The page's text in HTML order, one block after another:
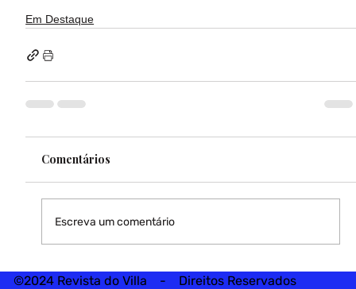
Em Destaque
Comentários
Escreva um comentário
©2024 Revista do Villa - Direitos Reservados